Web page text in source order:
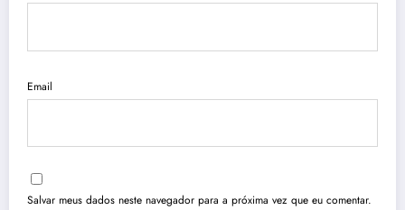
Email
Salvar meus dados neste navegador para a próxima vez que eu comentar.